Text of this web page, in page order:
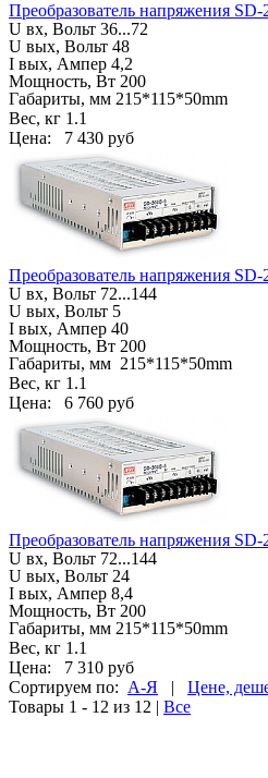
Преобразователь напряжения
U вх, Вольт 36...72
U вых, Вольт 48
I вых, Ампер 4,2
Мощность, Вт 200
Габариты, мм 215*115*50mm
Вес, кг 1.1
Цена: 7 430 руб
Преобразователь напряжения
U вх, Вольт 72...144
U вых, Вольт 5
I вых, Ампер 40
Мощность, Вт 200
Габариты, мм 215*115*50mm
Вес, кг 1.1
Цена: 6 760 руб
Преобразователь напряжения
U вх, Вольт 72...144
U вых, Вольт 24
I вых, Ампер 8,4
Мощность, Вт 200
Габариты, мм 215*115*50mm
Вес, кг 1.1
Цена: 7 310 руб
Сортируем по: А-Я | Цене,
Товары 1 - 12 из 12 | Все